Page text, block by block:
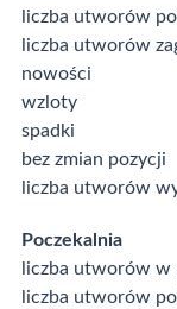
liczba utworów
liczba utworów
nowości
wzloty
spadki
bez zmian pozycji
liczba utworów
Poczekalnia
liczba utworów w
liczba utworów